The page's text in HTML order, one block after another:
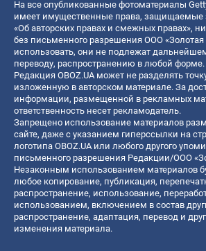
На все опубликованные фотоматериалы
имеет имущественные права, защищаемые
«Об авторских правах и смежных правах»,
без письменного разрешения ООО «Золотая
использовать, они не подлежат
переводу, распространению в любой форме.
Редакция OBOZ.UA может не разделять
изложенную в авторском материале. За
информации, размещенной в рекламных
ответственность несет рекламодатель.
Запрещено использование материалов
сайте, даже с указанием гиперссылки на
логотипа OBOZ.UA или любого другого
письменного разрешения Редакции/ООО
Незаконным использованием материалов
любое копирование, публикация,
распространение, использование,
использованием, включением в состав
распространение, адаптация, перевод и
изменения материала.